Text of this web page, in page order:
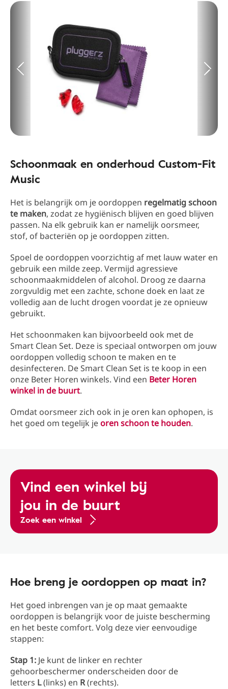
Schoonmaak en onderhoud Custom-Fit
Music
Het is belangrijk om je oordoppen regelmatig schoon
te maken, zodat ze hygiënisch blijven en goed blijven
passen. Na elk gebruik kan er namelijk oorsmeer,
stof, of bacteriën op je oordoppen zitten.
Spoel de oordoppen voorzichtig af met lauw water en
gebruik een milde zeep. Vermijd agressieve
schoonmaakmiddelen of alcohol. Droog ze daarna
zorgvuldig met een zachte, schone doek en laat ze
volledig aan de lucht drogen voordat je ze opnieuw
gebruikt.
Het schoonmaken kan bijvoorbeeld ook met de
Smart Clean Set. Deze is speciaal ontworpen om jouw
oordoppen volledig schoon te maken en te
desinfecteren. De Smart Clean Set is te koop in een
onze Beter Horen winkels. Vind een Beter Horen
winkel in de buurt.
Omdat oorsmeer zich ook in je oren kan ophopen, is
het goed om tegelijk jeoren schoon te houden.
Vind een winkel bij
jou in de buurt
Zoek een winkel
Hoe breng je oordoppen op maat in?
Het goed inbrengen van je op maat gemaakte
oordoppen is belangrijk voor de juiste bescherming
en het beste comfort. Volg deze vier eenvoudige
stappen:
Stap 1: Je kunt de linker en rechter
gehoorbeschermer onderscheiden door de
letters L(links) en R(rechts).